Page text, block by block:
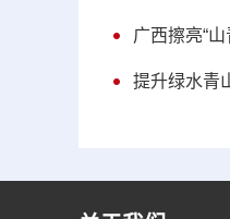
广西擦亮“
提升绿水青